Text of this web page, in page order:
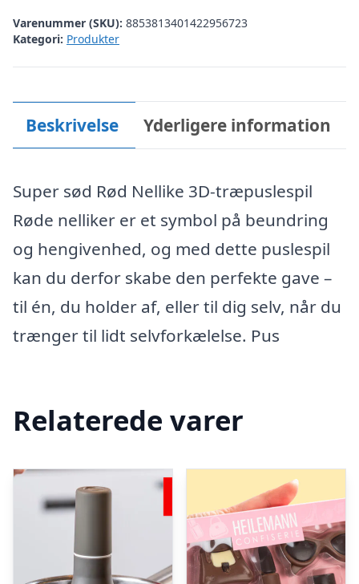
Varenummer (SKU): 8853813401422956723
Kategori: Produkter
Beskrivelse Yderligere information
Super sød Rød Nellike 3D-træpuslespil
Røde nelliker er et symbol på beundring
og hengivenhed, og med dette puslespil
kan du derfor skabe den perfekte gave –
til én, du holder af, eller til dig selv, når du
trænger til lidt selvforkælelse. Pus
Relaterede varer